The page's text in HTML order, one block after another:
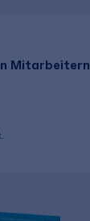
Mitarbeitern